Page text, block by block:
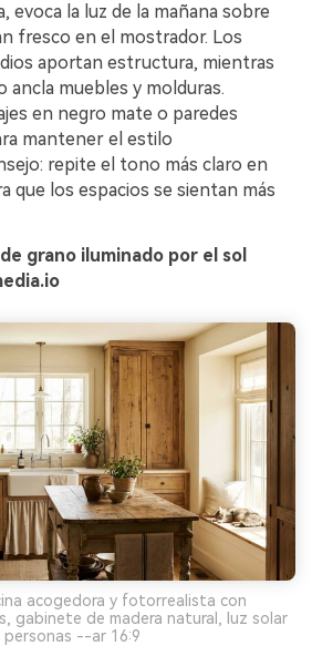
evoca la luz de la mañana sobre
fresco en el mostrador. Los
aportan estructura, mientras
ancla muebles y molduras.
en negro mate o paredes
mantener el estilo
repite el tono más claro en
que los espacios se sientan más
grano iluminado por el sol
acogedora y fotorrealista con
gabinete de madera natural, luz solar
--ar 16:9